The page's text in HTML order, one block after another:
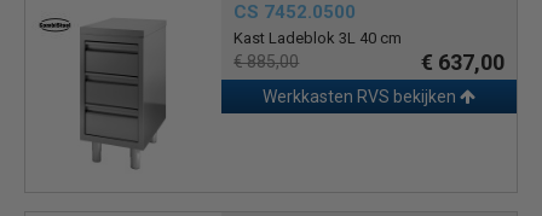
CS 7452.0500
Kast Ladeblok 3L 40 cm
€ 885,00 € 637,00
Werkkasten RVS bekijken